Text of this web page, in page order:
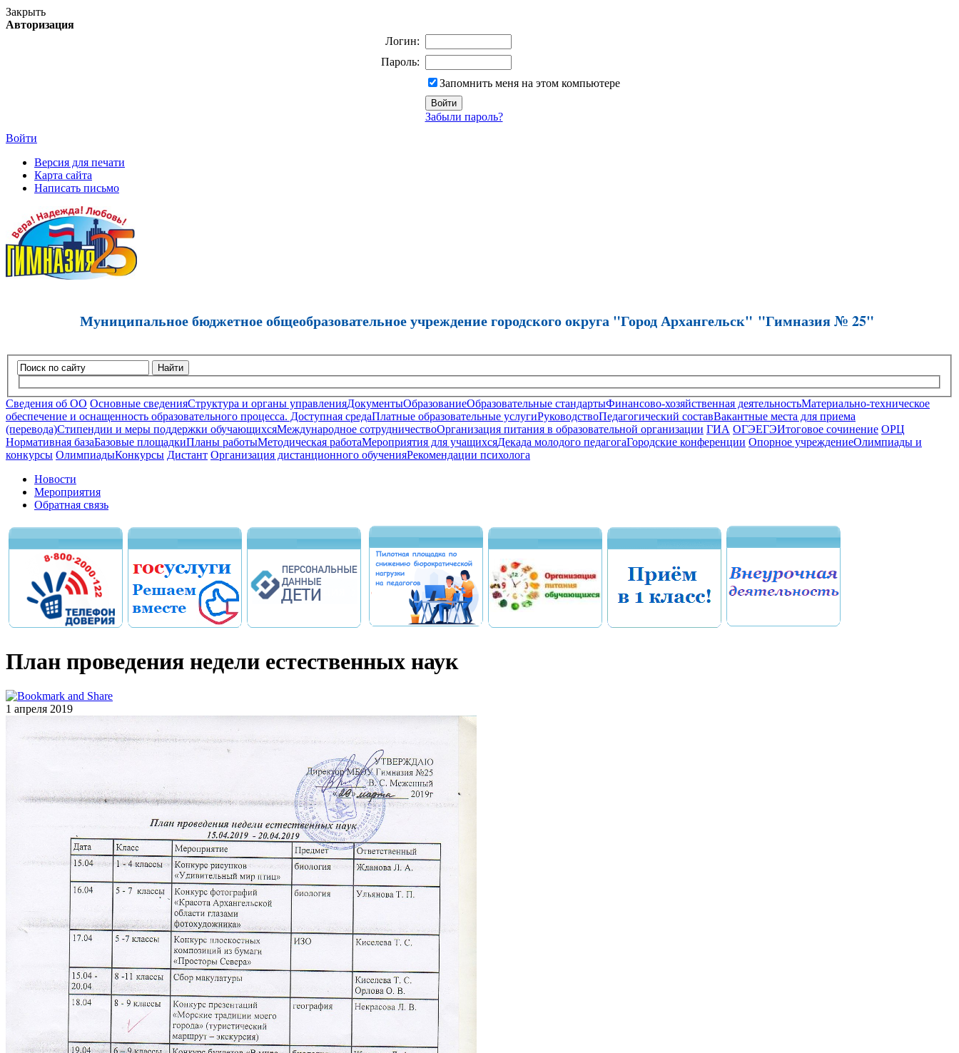
Закрыть
Авторизация
Логин:
Пароль:
Запомнить меня на этом компьютере
Забыли пароль?
Войти
Версия для печати
Карта сайта
Написать письмо
Муниципальное бюджетное общеобразовательное учреждение городского округа "Город Архангельск" "Гимназия № 25"
Найти
Сведения об ОО Основные сведенияСтруктура и органы управленияДокументыОбразованиеОбразовательные стандартыФинансово-хозяйственная деятельностьМатериально-техническое
обеспечение и оснащенность образовательного процесса. Доступная средаПлатные образовательные услугиРуководствоПедагогический составВакантные места для приема
(перевода)Стипендии и меры поддержки обучающихсяМеждународное сотрудничествоОрганизация питания в образовательной организации ГИА ОГЭЕГЭИтоговое сочинение ОРЦ
Нормативная базаБазовые площадкиПланы работыМетодическая работаМероприятия для учащихсяДекада молодого педагогаГородские конференции Опорное учреждениеОлимпиады и
конкурсы ОлимпиадыКонкурсы Дистант Организация дистанционного обученияРекомендации психолога
Новости
Мероприятия
Обратная связь
План проведения недели естественных наук
1 апреля 2019